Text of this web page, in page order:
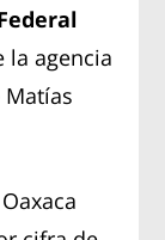
la agencia